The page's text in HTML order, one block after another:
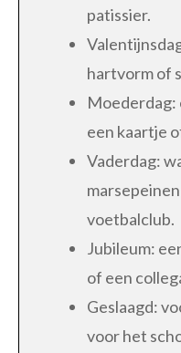
patissier.
hartvorm of
Moederdag:
een kaartje
Vaderdag:
voetbalclub.
Jubileum:
of een
Geslaagd:
voor het